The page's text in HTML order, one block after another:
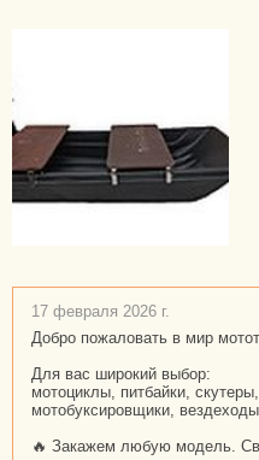
17 февраля 2026 г.
Добро пожаловать в мир
Для вас широкий выбор:
мотоциклы, питбайки,
мотобуксировщики,
🔥 Закажем любую модель.